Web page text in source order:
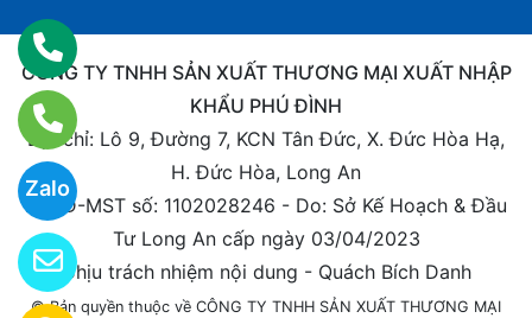
Zalo
CÔNG TY TNHH SẢN XUẤT THƯƠNG MẠI XUẤT NHẬP
KHẨU PHÚ ĐÌNH
Địa chỉ: Lô 9, Đường 7, KCN Tân Đức, X. Đức Hòa Hạ,
H. Đức Hòa, Long An
ĐKKD-MST số: 1102028246 - Do: Sở Kế Hoạch & Đầu
Tư Long An cấp ngày 03/04/2023
Chịu trách nhiệm nội dung - Quách Bích Danh
© Bản quyền thuộc về CÔNG TY TNHH SẢN XUẤT THƯƠNG MẠI